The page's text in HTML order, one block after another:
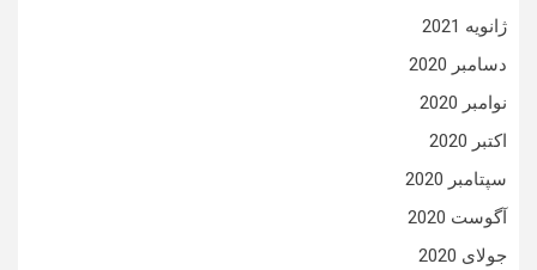
ژانویه 2021
دسامبر 2020
نوامبر 2020
اکتبر 2020
سپتامبر 2020
آگوست 2020
جولای 2020